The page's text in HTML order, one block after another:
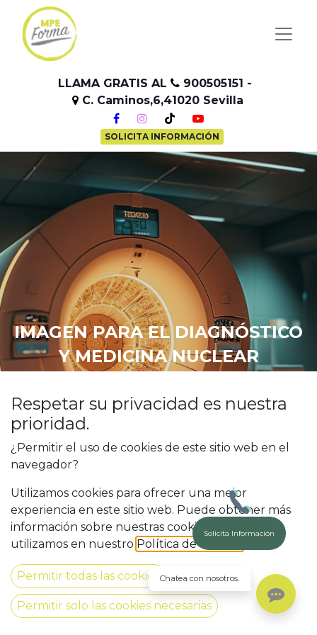
LLAMA GRATIS AL 900505151 -
C. Caminos,6,41020 Sevilla
SOLICITA INFORMACIÓN
IMAGEN PARA EL DIAGNÓSTICO
Y MEDICINA NUCLEAR
A través de este ciclo deGrado Superior
aprenderás a utilizar equipos de rayos X,
Respetar su privacidad es nuestra
prioridad.
¿Permitir el uso de cookies de este sitio web en el
navegador?
Utilizamos cookies para ofrecer una mejor
experiencia en este sitio web. Puede obtener más
información sobre nuestras cookies y cómo las
utilizamos en nuestro Política de Cookies
Permitir todas las cookies
Permitir solo las cookies necesarias
Solicita Información
Chatea con nosotros.